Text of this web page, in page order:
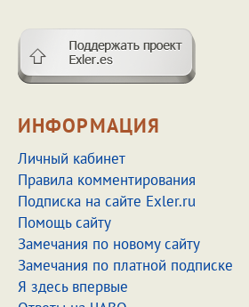
ИНФОРМАЦИЯ
Личный кабинет
Правила комментирования
Подписка на сайте Exler.ru
Помощь сайту
Замечания по новому сайту
Замечания по платной подписке
Я здесь впервые